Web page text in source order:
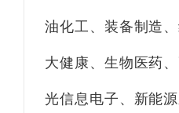
油化工、装备制造、
大健康、生物医药、
光信息电子、新能